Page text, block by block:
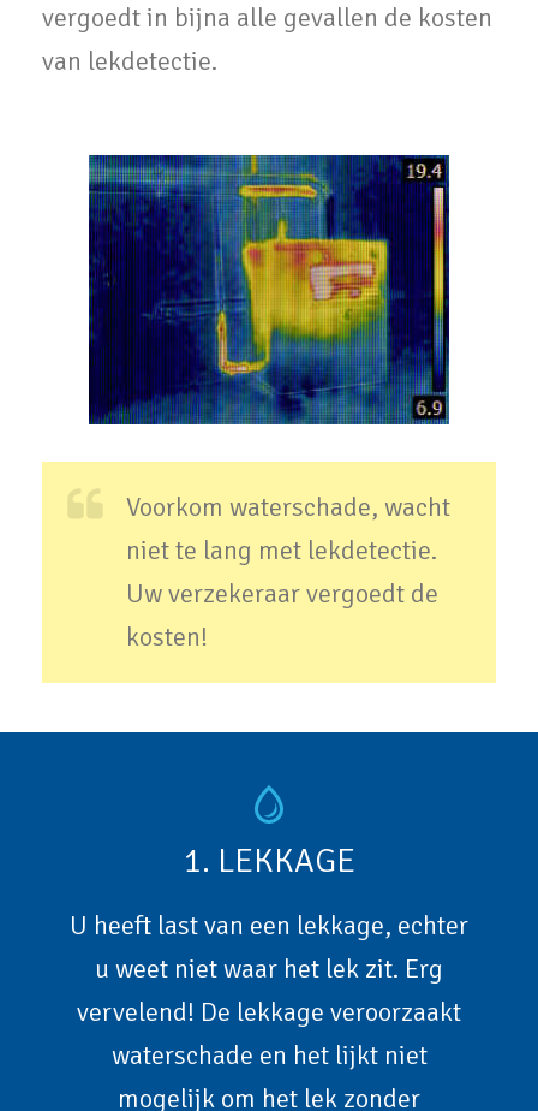
vergoedt in bijna alle gevallen de kosten
van lekdetectie.
Voorkom waterschade, wacht
niet te lang met lekdetectie.
Uw verzekeraar vergoedt de
kosten!
1. LEKKAGE
U heeft last van een lekkage, echter
u weet niet waar het lek zit. Erg
vervelend! De lekkage veroorzaakt
waterschade en het lijkt niet
mogelijk om het lek zonder